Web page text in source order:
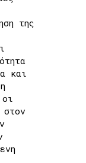
της
και
στον